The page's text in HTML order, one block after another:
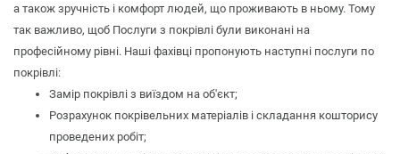
а також зручність і комфорт людей, що проживають в ньому. Тому
так важливо, щоб Послуги з покрівлі були виконані на
професійному рівні. Наші фахівці пропонують наступні послуги по
покрівлі:
Замір покрівлі з виїздом на об'єкт;
Розрахунок покрівельних матеріалів і складання кошторису
проведених робіт;